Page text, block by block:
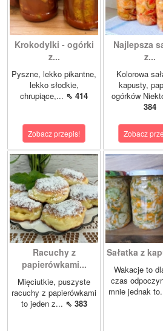
Krokodylki - ogórki
z...
Pyszne, lekko pikantne,
lekko słodkie,
chrupiące,... ⇖ 414
Zobacz przepis!
Najlepsza
z...
Kolorowa
kapusty,
ogórków
384
Zobacz
Racuchy z
papierówkami...
Mięciutkie, puszyste
racuchy z papierówkami
to jeden z... ⇖ 383
Sałatka z
Wakacje to
czas
mnie jednak